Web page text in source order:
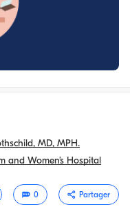
MD, MPH.
and Women’s Hospital
0 Partager